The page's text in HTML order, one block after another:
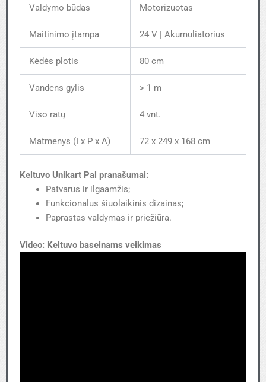
Valdymo būdas Motorizuotas
Maitinimo įtampa 24 V | Akumuliatorius
Kėdės plotis 80 cm
Vandens gylis > 1 m
Viso ratų 4 vnt.
Matmenys (I x P x A) 72 x 249 x 168 cm
Keltuvo Unikart Pal pranašumai:
Patvarus ir ilgaamžis;
Funkcionalus šiuolaikinis dizainas;
Paprastas valdymas ir priežiūra.
Video: Keltuvo baseinams veikimas